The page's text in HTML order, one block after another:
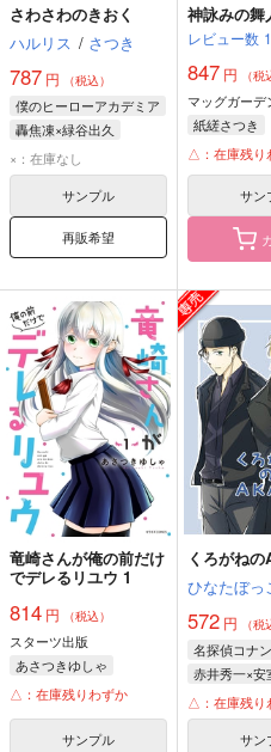
さわさわのきおく
ハルリス / さつき
787 円 （税込）
僕のヒーローアカデミア
轟焦凍×緑谷出久
轟焦凍
緑谷出久
×：在庫なし
サンプル
再販希望
神詠みの舞
レビュー数 1
847 円 （税
マッグガーデ
紙縒さつき
△：在庫残り
サン
竜崎さんが俺の前だけ
でデレるリユウ 1
814 円 （税込）
スターツ出版
あさつきゆしゃ
△：在庫残りわずか
サンプル
くろがねの
ひなたぼっ
572 円 （税
名探偵コナン
赤井秀一×安
赤井秀一
△：在庫残り
サン